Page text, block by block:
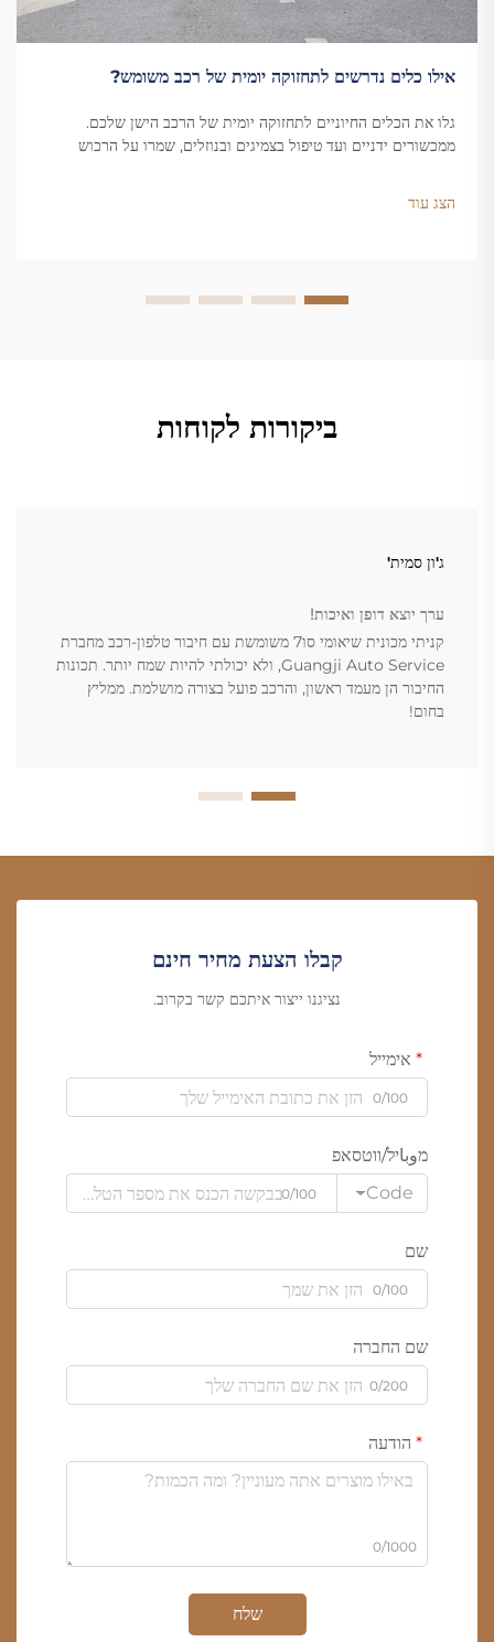
אילו כלים נדרשים לתחזוקה יומית של רכב משומש?
גלו את הכלים החיוניים לתחזוקה יומית של הרכב הישן שלכם.
ממכשורים ידניים ועד טיפול בצמיגים ובנוזלים, שמרו על הרכוש
הצג עוד
ביקורות לקוחות
ג'ון סמית'
ערך יוצא דופן ואיכות!
קניתי מכונית שיאומי סו7 משומשת עם חיבור טלפון-רכב מחברת
Guangji Auto Service, ולא יכולתי להיות שמח יותר. תכונות
החיבור הן מעמד ראשון, והרכב פועל בצורה מושלמת. ממליץ
בחום!
קבלו הצעת מחיר חינם
נציגנו ייצור איתכם קשר בקרוב.
אימייל
0/100
מوباיל/ווטסאפ
Code
0/100
שם
0/100
שם החברה
0/200
הודעה
0/1000
שלח